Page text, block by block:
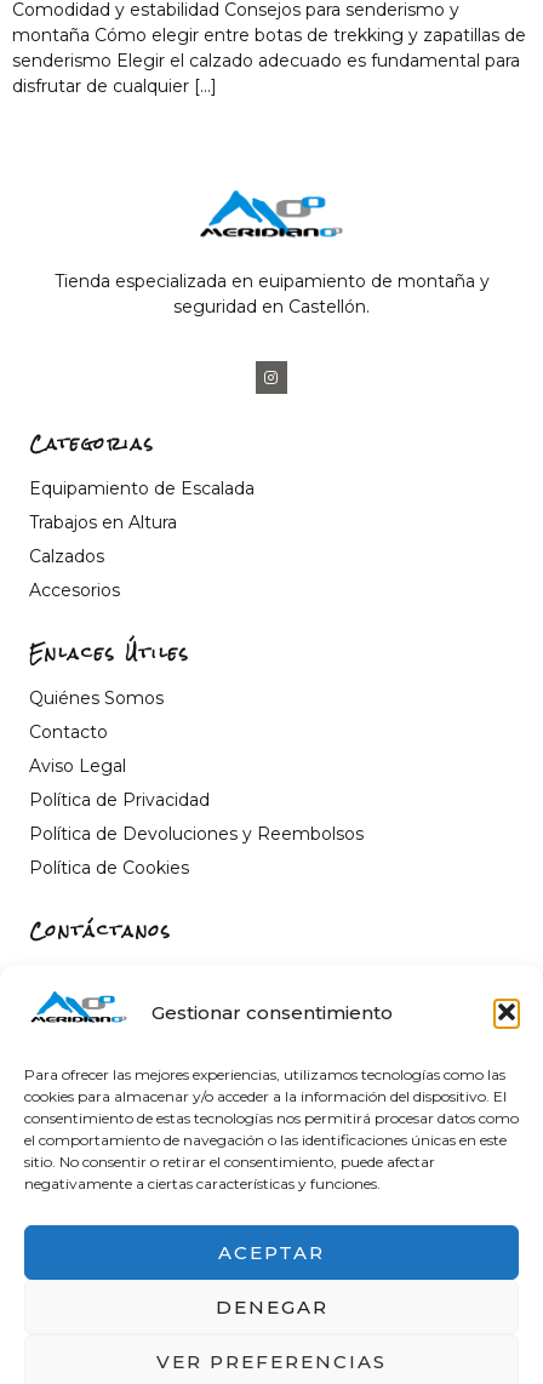
Gestionar consentimiento
Para ofrecer las mejores experiencias, utilizamos tecnologías como las
cookies para almacenar y/o acceder a la información del dispositivo. El
consentimiento de estas tecnologías nos permitirá procesar datos como
el comportamiento de navegación o las identificaciones únicas en este
sitio. No consentir o retirar el consentimiento, puede afectar
negativamente a ciertas características y funciones.
ACEPTAR
DENEGAR
VER PREFERENCIAS
Comodidad y estabilidad Consejos para senderismo y
montaña Cómo elegir entre botas de trekking y zapatillas de
senderismo Elegir el calzado adecuado es fundamental para
disfrutar de cualquier […]
Tienda especializada en euipamiento de montaña y
seguridad en Castellón.
Categorias
Equipamiento de Escalada
Trabajos en Altura
Calzados
Accesorios
Enlaces Útiles
Quiénes Somos
Contacto
Aviso Legal
Política de Privacidad
Política de Devoluciones y Reembolsos
Política de Cookies
Contáctanos
Castelló
info@meridiano-0.com
@ 2025 Diseñado byClicacs.com
Financiado por la Unión Europea – NextGenerationEU
en el Programa KIT Digital. Plan de Recuperación,